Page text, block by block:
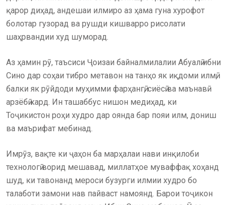
қарор диҳад, андешаи илмиро аз ҳама гуна хурофот
болотар гузорад ва рушди кишварро рисолати
шаҳрвандии худ шуморад.
Аз ҳамин рӯ, таъсиси Ҷоизаи байналмилалии Абуалӣ ибни
Сино дар соҳаи тибро метавон на танҳо як иқдоми илмӣ,
балки як рӯйдоди муҳимми фарҳангӣ, сиёсӣ ва маънавӣ
арзёбӣ кард. Ин ташаббус нишон медиҳад, ки
Тоҷикистон роҳи худро дар оянда бар пояи илм, дониш
ва маърифат мебинад.
Имрӯз, вақте ки ҷаҳон ба марҳалаи нави инқилоби
технологӣ ворид мешавад, миллатҳое муваффақ хоҳанд
шуд, ки тавонанд мероси бузурги илмии худро бо
талаботи замони нав пайваст намоянд. Барои тоҷикон